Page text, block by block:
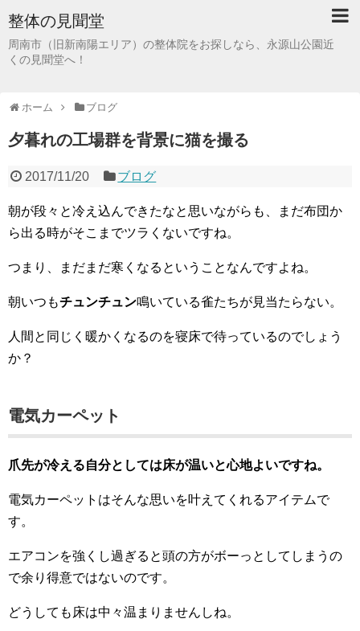
整体の見聞堂
周南市（旧新南陽エリア）の整体院をお探しなら、永源山公園近
くの見聞堂へ！
ホーム ブログ
夕暮れの工場群を背景に猫を撮る
2017/11/20 ブログ
朝が段々と冷え込んできたなと思いながらも、まだ布団か
ら出る時がそこまでツラくないですね。
つまり、まだまだ寒くなるということなんですよね。
朝いつもチュンチュン鳴いている雀たちが見当たらない。
人間と同じく暖かくなるのを寝床で待っているのでしょう
か？
電気カーペット
爪先が冷える自分としては床が温いと心地よいですね。
電気カーペットはそんな思いを叶えてくれるアイテムで
す。
エアコンを強くし過ぎると頭の方がボーっとしてしまうの
で余り得意ではないのです。
どうしても床は中々温まりませんしね。